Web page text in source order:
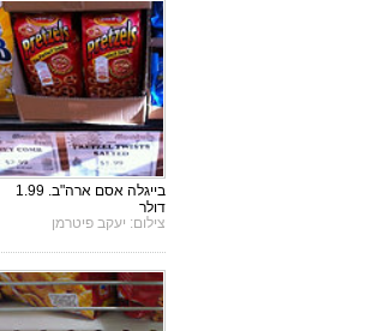
בייגלה אסם ארה"ב. 1.99
דולר
צילום: יעקב פיטרמן